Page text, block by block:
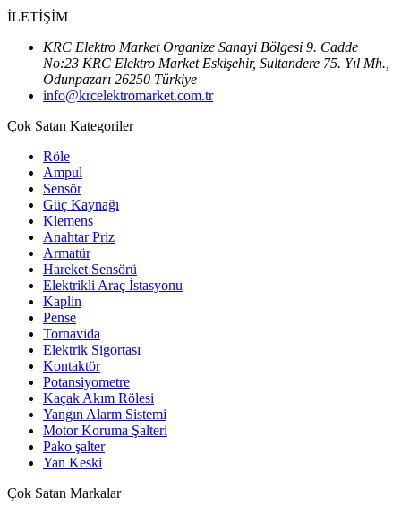
İLETİŞİM
KRC Elektro Market Organize Sanayi Bölgesi 9. Cadde
No:23 KRC Elektro Market Eskişehir, Sultandere 75. Yıl Mh.,
Odunpazarı 26250 Türkiye
info@krcelektromarket.com.tr
Çok Satan Kategoriler
Röle
Ampul
Sensör
Güç Kaynağı
Klemens
Anahtar Priz
Armatür
Hareket Sensörü
Elektrikli Araç İstasyonu
Kaplin
Pense
Tornavida
Elektrik Sigortası
Kontaktör
Potansiyometre
Kaçak Akım Rölesi
Yangın Alarm Sistemi
Motor Koruma Şalteri
Pako şalter
Yan Keski
Çok Satan Markalar